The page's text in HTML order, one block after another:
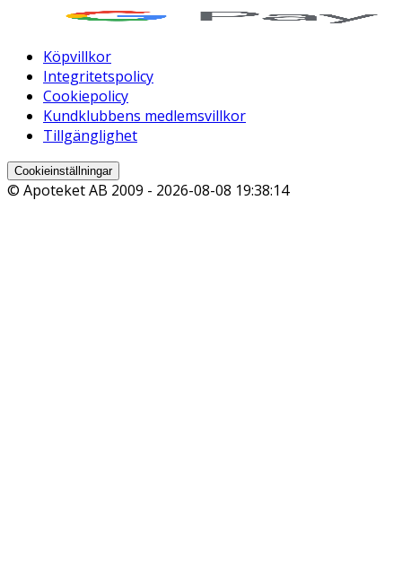
Köpvillkor
Integritetspolicy
Cookiepolicy
Kundklubbens medlemsvillkor
Tillgänglighet
Cookieinställningar
© Apoteket AB 2009 - 2026-08-08 19:38:14